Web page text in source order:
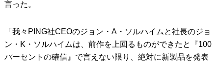
言った。
「我々PING社CEOのジョン・A・ソルハイムと社長のジョ
ン・K・ソルハイムは、前作を上回るものができたと『100
パーセントの確信』で言えない限り、絶対に新製品を発表
PUTTERS パター
OTHER その他